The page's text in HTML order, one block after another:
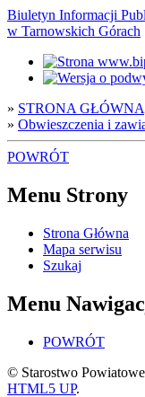
Biuletyn Informacji
w Tarnowskich Górach
» STRONA GŁÓWNA
» Obwieszczenia i
POWRÓT
Menu Strony
Strona Główna
Mapa serwisu
Szukaj
Menu
POWRÓT
© Starostwo
HTML5 UP.